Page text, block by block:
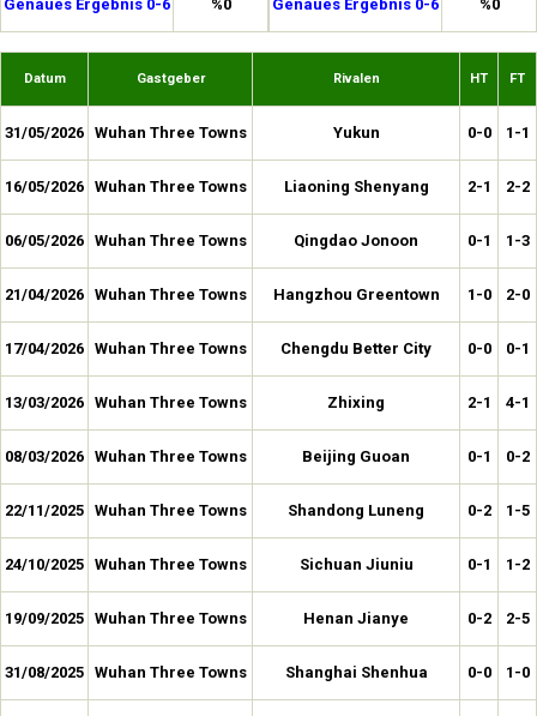
Genaues Ergebnis 0-6 %0 Genaues Ergebnis 0-6 %0
Datum Gastgeber Rivalen HT FT
31/05/2026 Wuhan Three Towns Yukun 0-0 1-1
16/05/2026 Wuhan Three Towns Liaoning Shenyang 2-1 2-2
06/05/2026 Wuhan Three Towns Qingdao Jonoon 0-1 1-3
21/04/2026 Wuhan Three Towns Hangzhou Greentown 1-0 2-0
17/04/2026 Wuhan Three Towns Chengdu Better City 0-0 0-1
13/03/2026 Wuhan Three Towns Zhixing 2-1 4-1
08/03/2026 Wuhan Three Towns Beijing Guoan 0-1 0-2
22/11/2025 Wuhan Three Towns Shandong Luneng 0-2 1-5
24/10/2025 Wuhan Three Towns Sichuan Jiuniu 0-1 1-2
19/09/2025 Wuhan Three Towns Henan Jianye 0-2 2-5
31/08/2025 Wuhan Three Towns Shanghai Shenhua 0-0 1-0